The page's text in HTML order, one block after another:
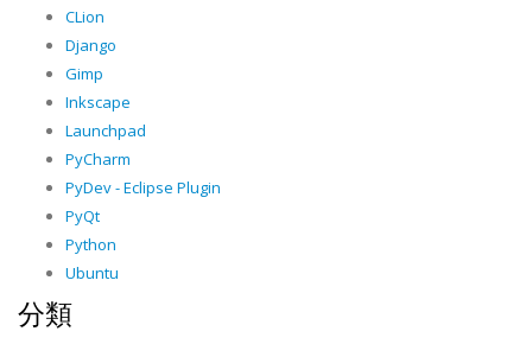
CLion
Django
Gimp
Inkscape
Launchpad
PyCharm
PyDev - Eclipse Plugin
PyQt
Python
Ubuntu
分類